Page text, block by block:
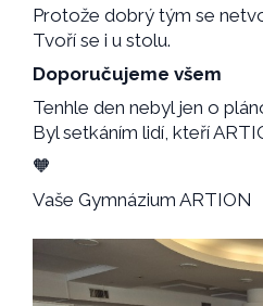
Protože dobrý tým se
Tvoří se i u stolu.
Doporučujeme všem
Tenhle den nebyl jen o
Byl setkáním lidí, kteří
🧡
Vaše Gymnázium ARTION